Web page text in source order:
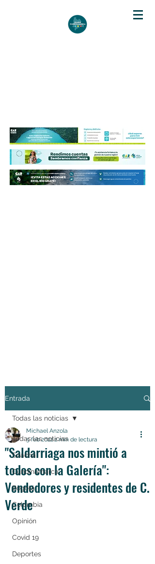
Entrada
Todas las noticias
Soacha
Cundinamarca
Bogotá
Colombia
Opinión
Covid 19
Deportes
Todas las noticias
"Saldarriaga nos mintió a
todos con la Galería":
Vendedores y residentes de C.
Verde
Michael Anzola
5 feb 20222 min de lectura